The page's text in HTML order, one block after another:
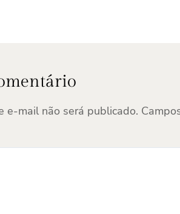
e-mail não será publicado.